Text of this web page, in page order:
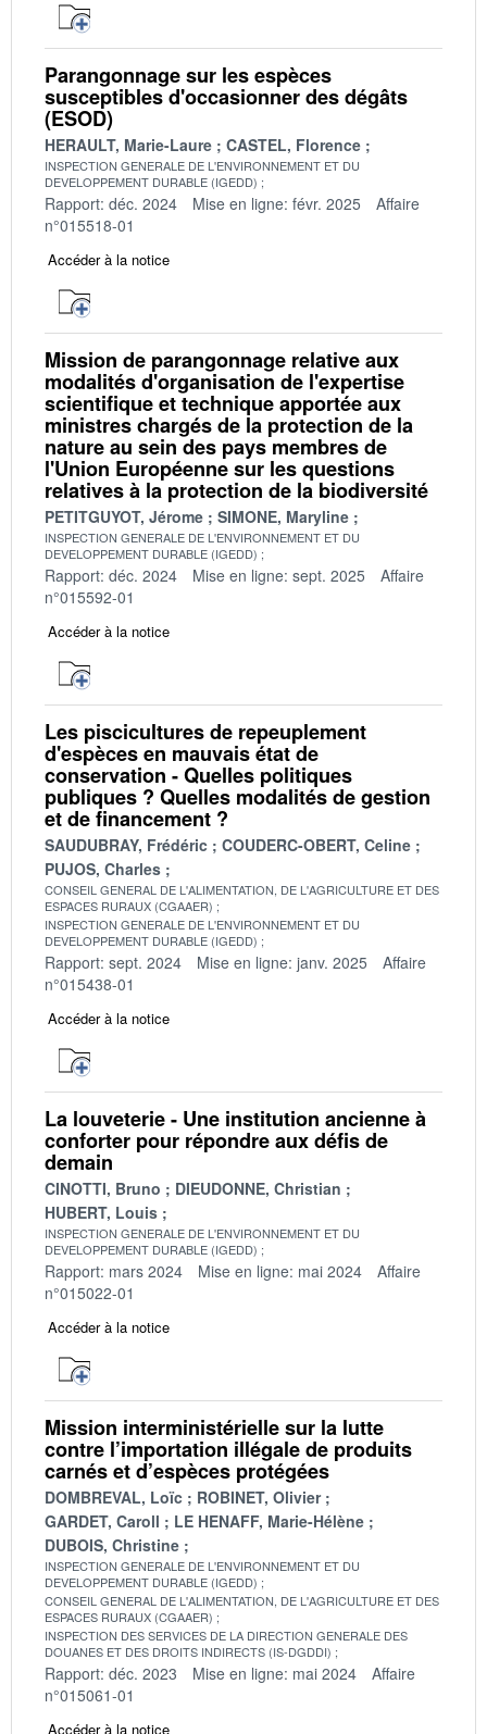
Parangonnage sur les espèces
susceptibles d'occasionner des dégâts
(ESOD)
HERAULT, Marie-Laure CASTEL, Florence
INSPECTION GENERALE DE L'ENVIRONNEMENT ET DU
DEVELOPPEMENT DURABLE (IGEDD)
Rapport: déc. 2024 Mise en ligne: févr. 2025
Affaire
n°015518-01
Accéder à la notice
Mission de parangonnage relative aux
modalités d'organisation de l'expertise
scientifique et technique apportée aux
ministres chargés de la protection de la
nature au sein des pays membres de
l'Union Européenne sur les questions
relatives à la protection de la biodiversité
PETITGUYOT, Jérome SIMONE, Maryline
INSPECTION GENERALE DE L'ENVIRONNEMENT ET DU
DEVELOPPEMENT DURABLE (IGEDD)
Rapport: déc. 2024 Mise en ligne: sept. 2025
Affaire
n°015592-01
Accéder à la notice
Les piscicultures de repeuplement
d'espèces en mauvais état de
conservation - Quelles politiques
publiques ? Quelles modalités de gestion
et de financement ?
SAUDUBRAY, Frédéric
COUDERC-OBERT, Celine
PUJOS, Charles
CONSEIL GENERAL DE L'ALIMENTATION, DE L'AGRICULTURE ET DES
ESPACES RURAUX (CGAAER)
INSPECTION GENERALE DE L'ENVIRONNEMENT ET DU
DEVELOPPEMENT DURABLE (IGEDD)
Rapport: sept. 2024 Mise en ligne: janv. 2025
Affaire
n°015438-01
Accéder à la notice
La louveterie - Une institution ancienne à
conforter pour répondre aux défis de
demain
CINOTTI, Bruno
DIEUDONNE, Christian
HUBERT, Louis
INSPECTION GENERALE DE L'ENVIRONNEMENT ET DU
DEVELOPPEMENT DURABLE (IGEDD)
Rapport: mars 2024 Mise en ligne: mai 2024
Affaire
n°015022-01
Accéder à la notice
Mission interministérielle sur la lutte
contre l’importation illégale de produits
carnés et d’espèces protégées
DOMBREVAL, Loïc
ROBINET, Olivier
GARDET, Caroll
LE HENAFF, Marie-Hélène
DUBOIS, Christine
INSPECTION GENERALE DE L'ENVIRONNEMENT ET DU
DEVELOPPEMENT DURABLE (IGEDD)
CONSEIL GENERAL DE L'ALIMENTATION, DE L'AGRICULTURE ET DES
ESPACES RURAUX (CGAAER)
INSPECTION DES SERVICES DE LA DIRECTION GENERALE DES
DOUANES ET DES DROITS INDIRECTS (IS-DGDDI)
Rapport: déc. 2023 Mise en ligne: mai 2024
Affaire
n°015061-01
Accéder à la notice